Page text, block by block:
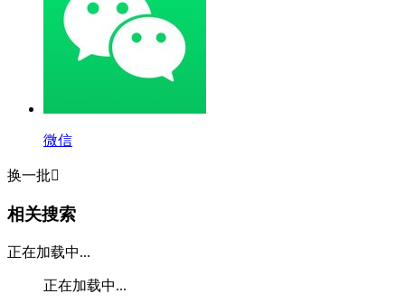
微信
换一批
相关搜索
正在加载中...
正在加载中...